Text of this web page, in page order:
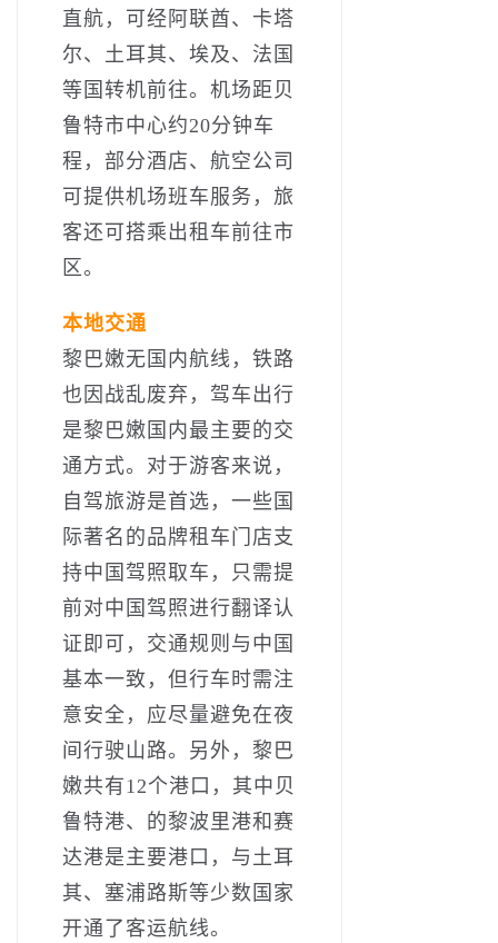
直航，可经阿联酋、卡塔
尔、土耳其、埃及、法国
等国转机前往。机场距贝
鲁特市中心约20分钟车
程，部分酒店、航空公司
可提供机场班车服务，旅
客还可搭乘出租车前往市
区。
本地交通
黎巴嫩无国内航线，铁路
也因战乱废弃，驾车出行
是黎巴嫩国内最主要的交
通方式。对于游客来说，
自驾旅游是首选，一些国
际著名的品牌租车门店支
持中国驾照取车，只需提
前对中国驾照进行翻译认
证即可，交通规则与中国
基本一致，但行车时需注
意安全，应尽量避免在夜
间行驶山路。另外，黎巴
嫩共有12个港口，其中贝
鲁特港、的黎波里港和赛
达港是主要港口，与土耳
其、塞浦路斯等少数国家
开通了客运航线。